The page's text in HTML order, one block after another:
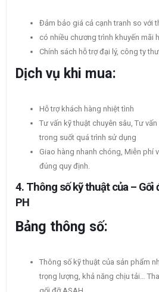
Đảm bảo giá cả cạnh tranh so với
có nhiều chương trình khuyến mãi
Chính sách hỗ trợ đại lý, công ty
Dịch vụ khi mua:
Hỗ trợ khách hàng nhiệt tình
Tư vấn kỹ thuật chuyên sâu, Tư
trong suốt quá trình sử dụng
Giao hàng nhanh chóng, Miễn phí
đúng quy định.
4. Thông số kỹ thuật của – Gối
PH
Bảng thông số:
Thông số kỹ thuật của sản phẩm
trọng lượng, khả năng chịu tải…